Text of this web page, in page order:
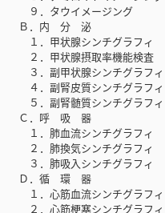
９．タウイメージング
Ｂ．内 分 泌
１．甲状腺シンチグラフィ
２．甲状腺摂取率機能検査
３．副甲状腺シンチグラフィ
４．副腎皮質シンチグラフィ
５．副腎髄質シンチグラフィ
Ｃ．呼 吸 器
１．肺血流シンチグラフィ
２．肺換気シンチグラフィ
３．肺吸入シンチグラフィ
Ｄ．循 環 器
１．心筋血流シンチグラフィ
２．心筋梗塞シンチグラフィ